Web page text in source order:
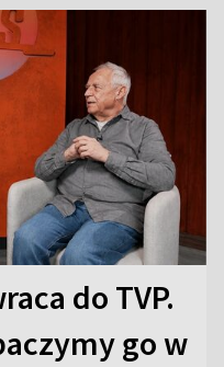
do TVP.
go w